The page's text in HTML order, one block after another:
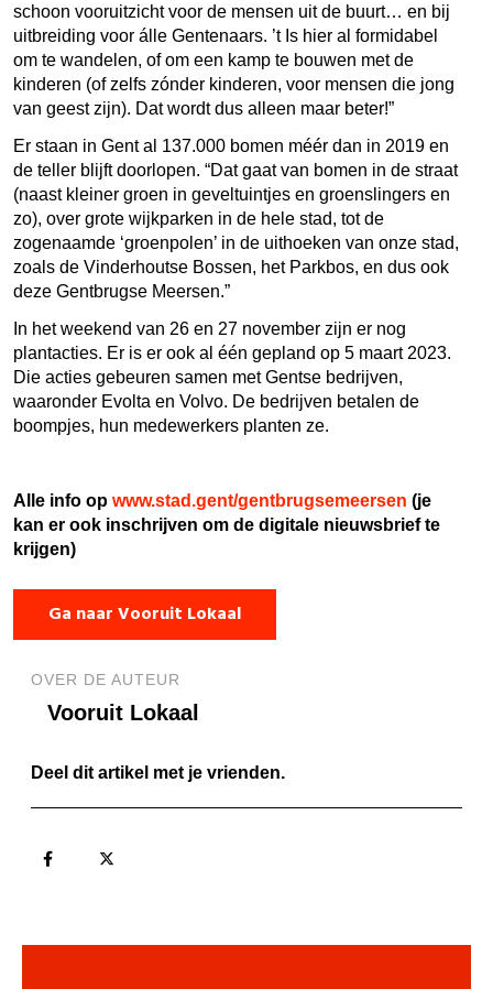
schoon vooruitzicht voor de mensen uit de buurt… en bij
uitbreiding voor álle Gentenaars. ’t Is hier al formidabel
om te wandelen, of om een kamp te bouwen met de
kinderen (of zelfs zónder kinderen, voor mensen die jong
van geest zijn). Dat wordt dus alleen maar beter!”
Er staan in Gent al 137.000 bomen méér dan in 2019 en
de teller blijft doorlopen. “Dat gaat van bomen in de straat
(naast kleiner groen in geveltuintjes en groenslingers en
zo), over grote wijkparken in de hele stad, tot de
zogenaamde ‘groenpolen’ in de uithoeken van onze stad,
zoals de Vinderhoutse Bossen, het Parkbos, en dus ook
deze Gentbrugse Meersen.”
In het weekend van 26 en 27 november zijn er nog
plantacties. Er is er ook al één gepland op 5 maart 2023.
Die acties gebeuren samen met Gentse bedrijven,
waaronder Evolta en Volvo. De bedrijven betalen de
boompjes, hun medewerkers planten ze.
Alle info op www.stad.gent/gentbrugsemeersen (je
kan er ook inschrijven om de digitale nieuwsbrief te
krijgen)
Ga naar Vooruit Lokaal
OVER DE AUTEUR
Vooruit Lokaal
Deel dit artikel met je vrienden.